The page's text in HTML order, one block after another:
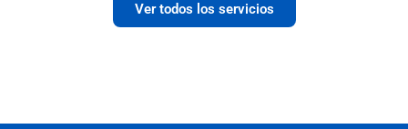
Ver todos los servicios